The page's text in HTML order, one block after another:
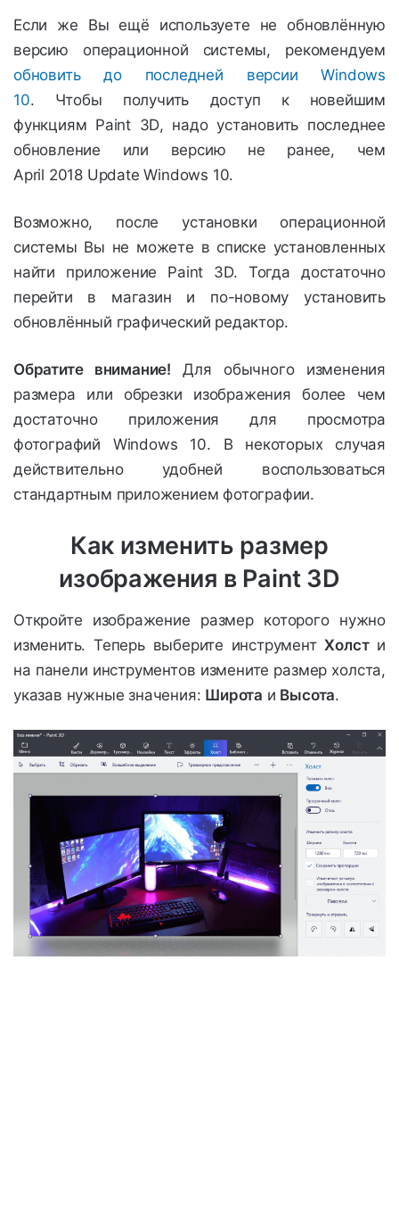
Если же Вы ещё используете не обновлённую
версию операционной системы, рекомендуем
обновить до последней версии Windows
10. Чтобы получить доступ к новейшим
функциям Paint3D, надо установить последнее
обновление или версию не ранее, чем
April 2018 Update Windows 10.
Возможно, после установки операционной
системы Вы не можете в списке установленных
найти приложение Paint 3D. Тогда достаточно
перейти в магазин и по-новому установить
обновлённый графический редактор.
Обратите внимание! Для обычного изменения
размера или обрезки изображения более чем
достаточно приложения для просмотра
фотографий Windows 10. В некоторых случая
действительно удобней воспользоваться
стандартным приложением фотографии.
Как изменить размер
изображения в Paint 3D
Откройте изображение размер которого нужно
изменить. Теперь выберите инструментХолсти
на панели инструментов измените размер холста,
указав нужные значения: Широта и Высота.